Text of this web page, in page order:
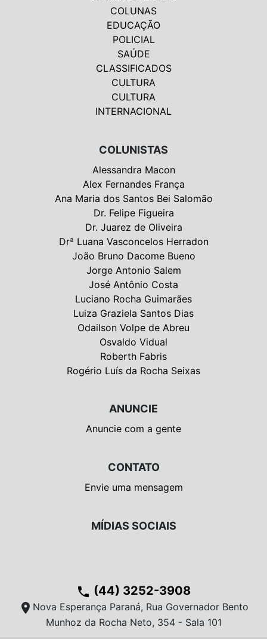
COLUNAS
EDUCAÇÃO
POLICIAL
SAÚDE
CLASSIFICADOS
CULTURA
CULTURA
INTERNACIONAL
COLUNISTAS
Alessandra Macon
Alex Fernandes França
Ana Maria dos Santos Bei Salomão
Dr. Felipe Figueira
Dr. Juarez de Oliveira
Drª Luana Vasconcelos Herradon
João Bruno Dacome Bueno
Jorge Antonio Salem
José Antônio Costa
Luciano Rocha Guimarães
Luiza Graziela Santos Dias
Odailson Volpe de Abreu
Osvaldo Vidual
Roberth Fabris
Rogério Luís da Rocha Seixas
ANUNCIE
Anuncie com a gente
CONTATO
Envie uma mensagem
MÍDIAS SOCIAIS
phone (44) 3252-3908
location_on Nova Esperança Paraná, Rua Governador Bento
Munhoz da Rocha Neto, 354 - Sala 101